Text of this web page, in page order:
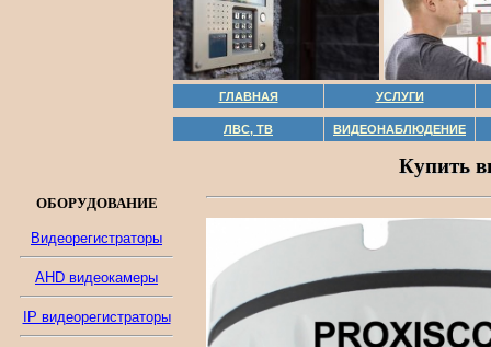
ГЛАВНАЯ УСЛУГИ
ЛВС, ТВ ВИДЕОНАБЛЮДЕНИЕ
ОБОРУДОВАНИЕ
Видеорегистраторы
AHD видеокамеры
IP видеорегистраторы
Купить